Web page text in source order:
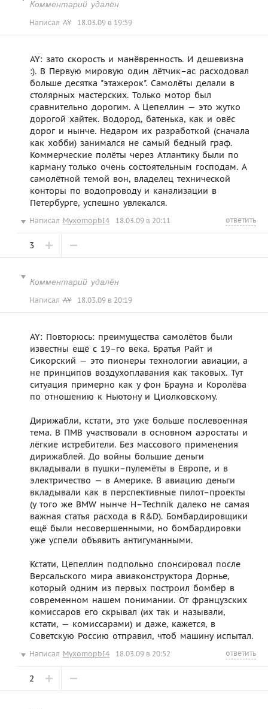
Комментарий удалён
Написал AY 18.03.09 в 19:59
AY: зато скорость и манёвренность. И дешевизна
:). В Первую мировую один лётчик–ас расходовал
больше десятка "этажерок". Самолёты делали в
столярных мастерских. Только мотор был
сравнительно дорогим. А Цепеллин — это жутко
дорогой хайтек. Водород, батенька, как и овёс
дорог и нынче. Недаром их разработкой (сначала
как хобби) занимался не самый бедный граф.
Коммерческие полёты через Атлантику были по
карману только очень состоятельным господам. А
самолётной темой вон, владелец технической
конторы по водопроводу и канализации в
Петербурге, успешно увлекался.
Написал MyxomopbI4 18.03.09 в 20:11 ответить
3
Комментарий удалён
Написал AY 18.03.09 в 20:19
AY: Повторюсь: преимущества самолётов были
известны ещё с 19–го века. Братья Райт и
Сикорский — это пионеры технологии авиации, а
не принципов воздухоплавания как таковых. Тут
ситуация примерно как у фон Брауна и Королёва
по отношению к Ньютону и Циолковскому.
Дирижабли, кстати, это уже больше послевоенная
тема. В ПМВ участвовали в основном аэростаты и
лёгкие истребители. Без массового применения
дирижаблей. До войны большие деньги
вкладывали в пушки–пулемёты в Европе, и в
электричество — в Америке. В авиацию деньги
вкладывали как в перспективные пилот–проекты
(у того же BMW нынче H–Technik далеко не самая
важная статья расхода в R&D). Бомбардировщики
ещё были несовершенными, но бомбардировки
уже успели объявить антигуманными.
Кстати, Цепеллин подпольно спонсировал после
Версальского мира авиаконструктора Дорнье,
который одним из первых построил бомбер в
современном нашем понимании. От французских
комиссаров его скрывал (их так и называли,
кстати, — комиссарами) и даже, кажется, в
Советскую Россию отправил, чтоб машину испытал.
Написал MyxomopbI4 18.03.09 в 20:52 ответить
2